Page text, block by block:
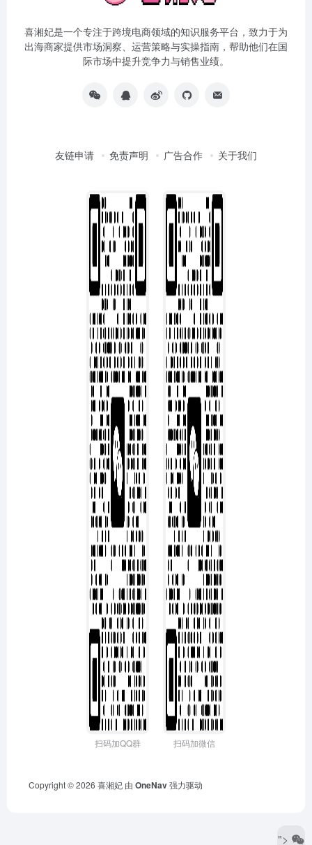
喜湘妃是一个专注于跨境电商领域的知识服务平台，致力于为
出海商家提供市场洞察、运营策略与实操指南，帮助他们在国
际市场中提升竞争力与销售业绩。
友链申请 免责声明 广告合作 关于我们
扫码加QQ群 扫码加微信
Copyright © 2026 喜湘妃 由 OneNav强力驱动
">